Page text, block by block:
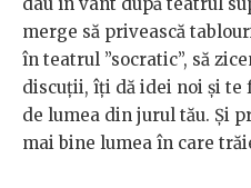
merge să privească
în teatrul ”socratic”, să
discuții, îți dă idei noi și te
de lumea din jurul tău. Și
mai bine lumea în care